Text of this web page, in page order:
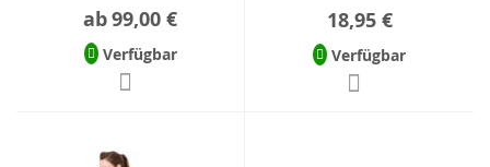
ab99,00 €
Verfügbar
18,95 €
Verfügbar